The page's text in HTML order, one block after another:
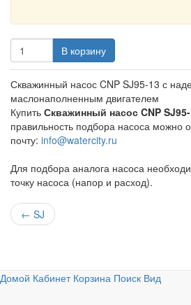
В корзину
Скважинный насос CNP SJ95-13 с
маслонаполненным двигателем
Купить Скважинный насос CNP
правильность подбора насоса можно
почту: info@watercity.ru
Для подбора аналога насоса
точку насоса (напор и расход).
← SJ
Домой Кабинет Корзина Поиск Вид